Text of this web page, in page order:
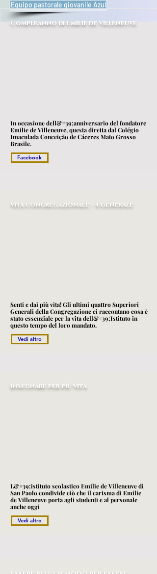
Equipo pastorale giovanile Azul
Compleanno di Emilie de Villeneuve
In occasione dell&#39;anniversario del fondatore
Emilie de Villeneuve, questa diretta dal Colégio
Imaculada Conceição de Cáceres Mato Grosso
Brasile.
Facebook
vita congregazionale - 4 generale
Senti e dai più vita! Gli ultimi quattro Superiori
Generali della Congregazione ci raccontano cosa è
stato essenziale per la vita dell&#39;Istituto in
questo tempo del loro mandato.
Vedi altro
insegnare per più vita
L&#39;istituto scolastico Emilie de Villeneuve di
San Paolo condivide ciò che il carisma di Emilie
de Villeneuve porta agli studenti e al personale
anche oggi
Vedi altro